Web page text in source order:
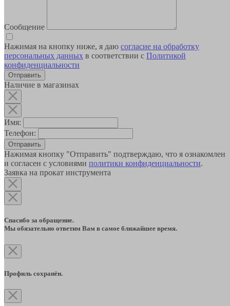
Сообщение
Нажимая на кнопку ниже, я даю согласие на обработку
персональных данных в соответствии с Политикой
конфиденциальности
Наличие в магазинах
Имя:
Телефон:
Отправить
Нажимая кнопку "Отправить" подтверждаю, что я ознакомлен
и согласен с условиями политики конфиденциальности.
Заявка на прокат инструмента
Спасибо за обращение.
Мы обязательно ответим Вам в самое ближайшее время.
Профиль сохранён.